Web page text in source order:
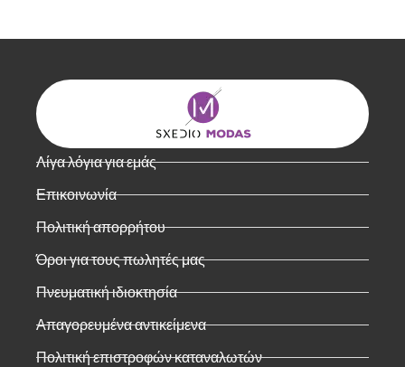
Λίγα λόγια για εμάς
Επικοινωνία
Πολιτική απορρήτου
Όροι για τους πωλητές μας
Πνευματική ιδιοκτησία
Απαγορευμένα αντικείμενα
Πολιτική επιστροφών καταναλωτών